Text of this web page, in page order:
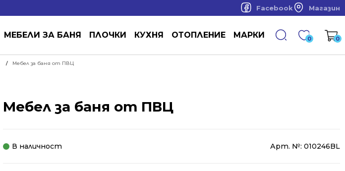
Facebook Магазин
МЕБЕЛИ ЗА БАНЯ ПЛОЧКИ КУХНЯ ОТОПЛЕНИЕ МАРКИ 0 0
Мебел за баня от ПВЦ
Мебел за баня от ПВЦ
В наличност Арт. №: 010246BL